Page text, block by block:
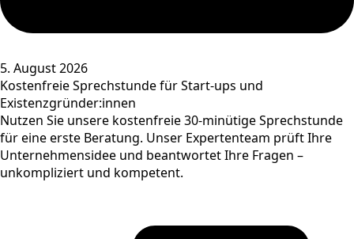
5. August 2026
Kostenfreie Sprechstunde für Start-ups und
Existenzgründer:innen
Nutzen Sie unsere kostenfreie 30-minütige Sprechstunde
für eine erste Beratung. Unser Expertenteam prüft Ihre
Unternehmensidee und beantwortet Ihre Fragen –
unkompliziert und kompetent.